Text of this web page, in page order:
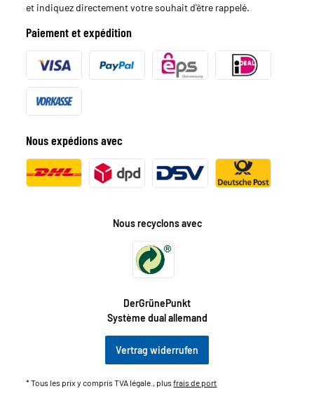
et indiquez directement votre souhait d'être rappelé.
Paiement et expédition
Nous expédions avec
Nous recyclons avec
DerGrünePunkt
Système dual allemand
Vertrag widerrufen
* Tous les prix y compris TVA légale., plusfrais de port